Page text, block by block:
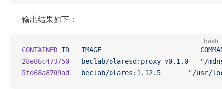
输出结果如下：
bash
CONTAINER ID
   IMAGE
28e86c473750
   beclab/olaresd:proxy-v0.1.0
"/
5fd68a8709ad
   beclab/olares:1.12.5
"/usr/